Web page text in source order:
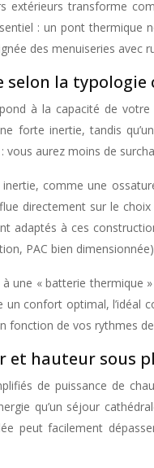
extérieurs transforme
: un pont thermique
des menuiseries avec
la
à la capacité de
forte inertie, tandis
aurez moins de
comme une
directement sur le
adaptés à ces
PAC bien
à une « batterie
un confort optimal,
fonction de vos rythmes
et hauteur sous
de puissance de
qu’un séjour
peut facilement